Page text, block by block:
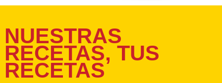
NUESTRAS
RECETAS, TUS
RECETAS